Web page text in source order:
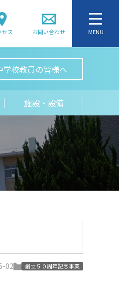
MENU
お問い合わせ
セス
学校教員の皆様へ
施設・設備
02 創立５０周年記念事業